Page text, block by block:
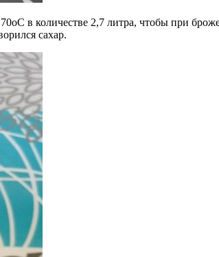
в количестве 2,7 литра, чтобы при
сахар.